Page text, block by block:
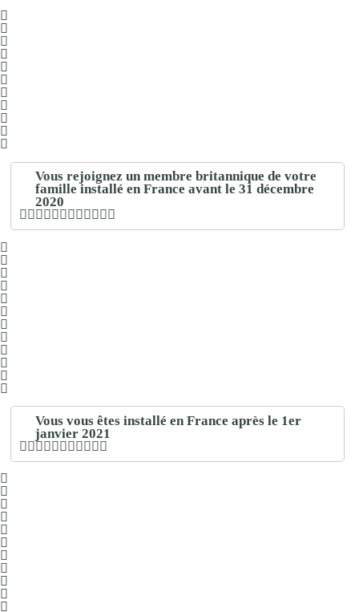
Vous rejoignez un membre britannique de votre
famille installé en France avant le 31 décembre
2020
Vous vous êtes installé en France après le 1er
janvier 2021